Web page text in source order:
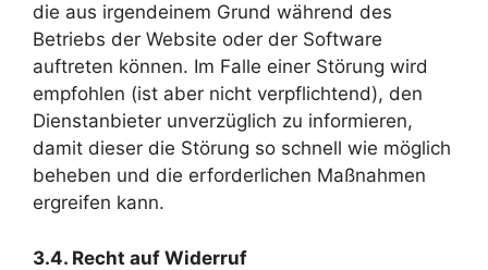
die aus irgendeinem Grund während des
Betriebs der Website oder der Software
auftreten können. Im Falle einer Störung wird
empfohlen (ist aber nicht verpflichtend), den
Dienstanbieter unverzüglich zu informieren,
damit dieser die Störung so schnell wie möglich
beheben und die erforderlichen Maßnahmen
ergreifen kann.
3.4. Recht auf Widerruf